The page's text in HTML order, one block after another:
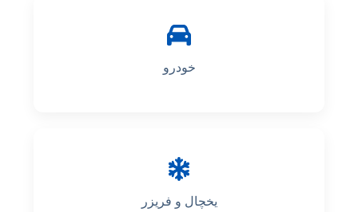
خودرو
یخچال و فریزر